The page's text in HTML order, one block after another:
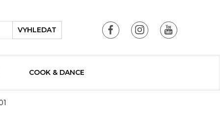
VYHLEDAT
COOK & DANCE